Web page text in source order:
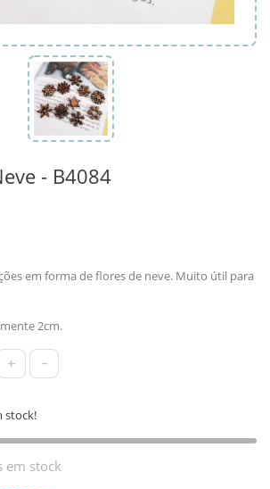
- B4084
em forma de flores de neve. Muito útil para
2cm.
+ -
stock!
em stock